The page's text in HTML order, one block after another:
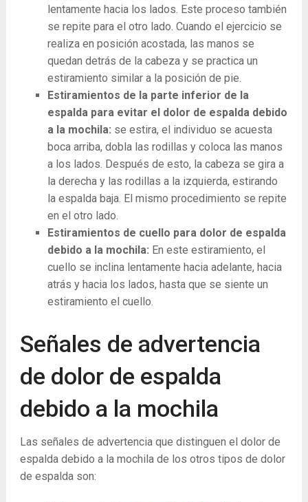
lentamente hacia los lados. Este proceso también
se repite para el otro lado. Cuando el ejercicio se
realiza en posición acostada, las manos se
quedan detrás de la cabeza y se practica un
estiramiento similar a la posición de pie.
Estiramientos de la parte inferior de la
espalda para evitar el dolor de espalda debido
a la mochila: se estira, el individuo se acuesta
boca arriba, dobla las rodillas y coloca las manos
a los lados. Después de esto, la cabeza se gira a
la derecha y las rodillas a la izquierda, estirando
la espalda baja. El mismo procedimiento se repite
en el otro lado.
Estiramientos de cuello para dolor de espalda
debido a la mochila: En este estiramiento, el
cuello se inclina lentamente hacia adelante, hacia
atrás y hacia los lados, hasta que se siente un
estiramiento el cuello.
Señales de advertencia
de dolor de espalda
debido a la mochila
Las señales de advertencia que distinguen el dolor de
espalda debido a la mochila de los otros tipos de dolor
de espalda son: